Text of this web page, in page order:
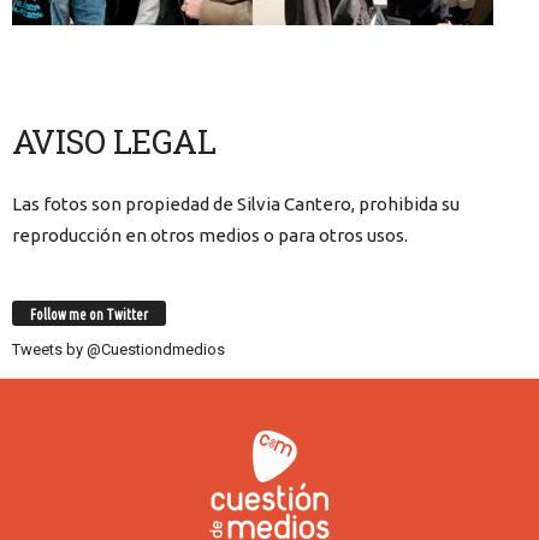
AVISO LEGAL
Las fotos son propiedad de Silvia Cantero, prohibida su
reproducción en otros medios o para otros usos.
Follow me on Twitter
Tweets by @Cuestiondmedios